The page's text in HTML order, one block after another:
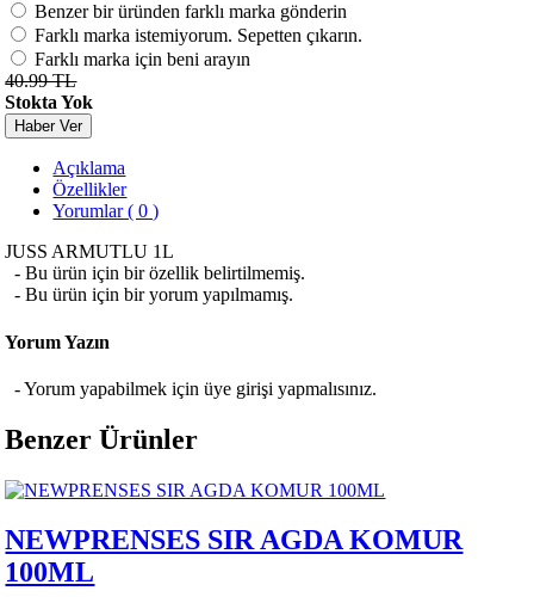
Benzer bir üründen farklı marka gönderin
Farklı marka istemiyorum. Sepetten çıkarın.
Farklı marka için beni arayın
40.99 TL
Stokta Yok
Haber Ver
Açıklama
Özellikler
Yorumlar ( 0 )
JUSS ARMUTLU 1L
- Bu ürün için bir özellik belirtilmemiş.
- Bu ürün için bir yorum yapılmamış.
Yorum Yazın
- Yorum yapabilmek için üye girişi yapmalısınız.
Benzer Ürünler
NEWPRENSES SIR AGDA KOMUR
100ML